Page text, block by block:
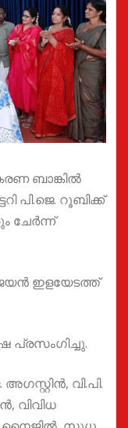
ബാങ്കിൽ
പി.ജെ. റൂബിക്ക്
ചേർന്ന്
ഇളയേടത്ത്
പ്രസംഗിച്ചു.
വി.പി.
വിവിധ